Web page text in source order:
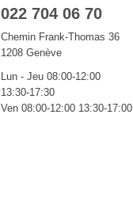
022 704 06 70
Chemin Frank-Thomas 36
1208 Genève
Lun - Jeu 08:00-12:00
13:30-17:30
Ven 08:00-12:00 13:30-17:00